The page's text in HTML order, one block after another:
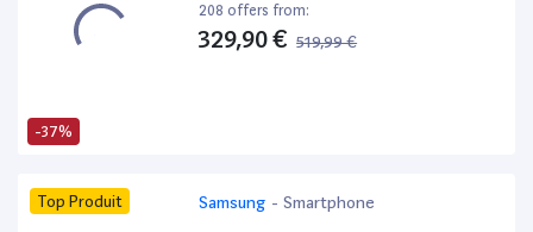
-37%
208 offers from:
329,90 € 519,99 €
Top Produit Samsung - Smartphone